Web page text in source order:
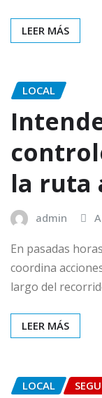
LEER MÁS
LOCAL
la ruta
admin
En pasadas
coordina
largo del
LEER MÁS
LOCAL